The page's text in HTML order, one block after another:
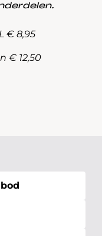
€ 8,95
€ 12,50